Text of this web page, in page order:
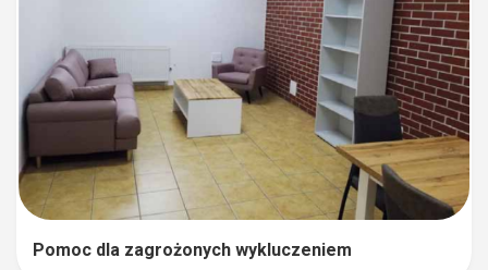
Pomoc dla zagrożonych wykluczeniem